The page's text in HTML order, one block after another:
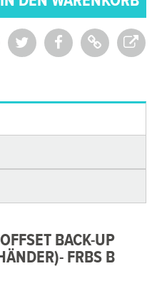
BACK-UP
FRBS B